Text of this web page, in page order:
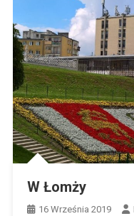
W Łomży
16 Września 2019